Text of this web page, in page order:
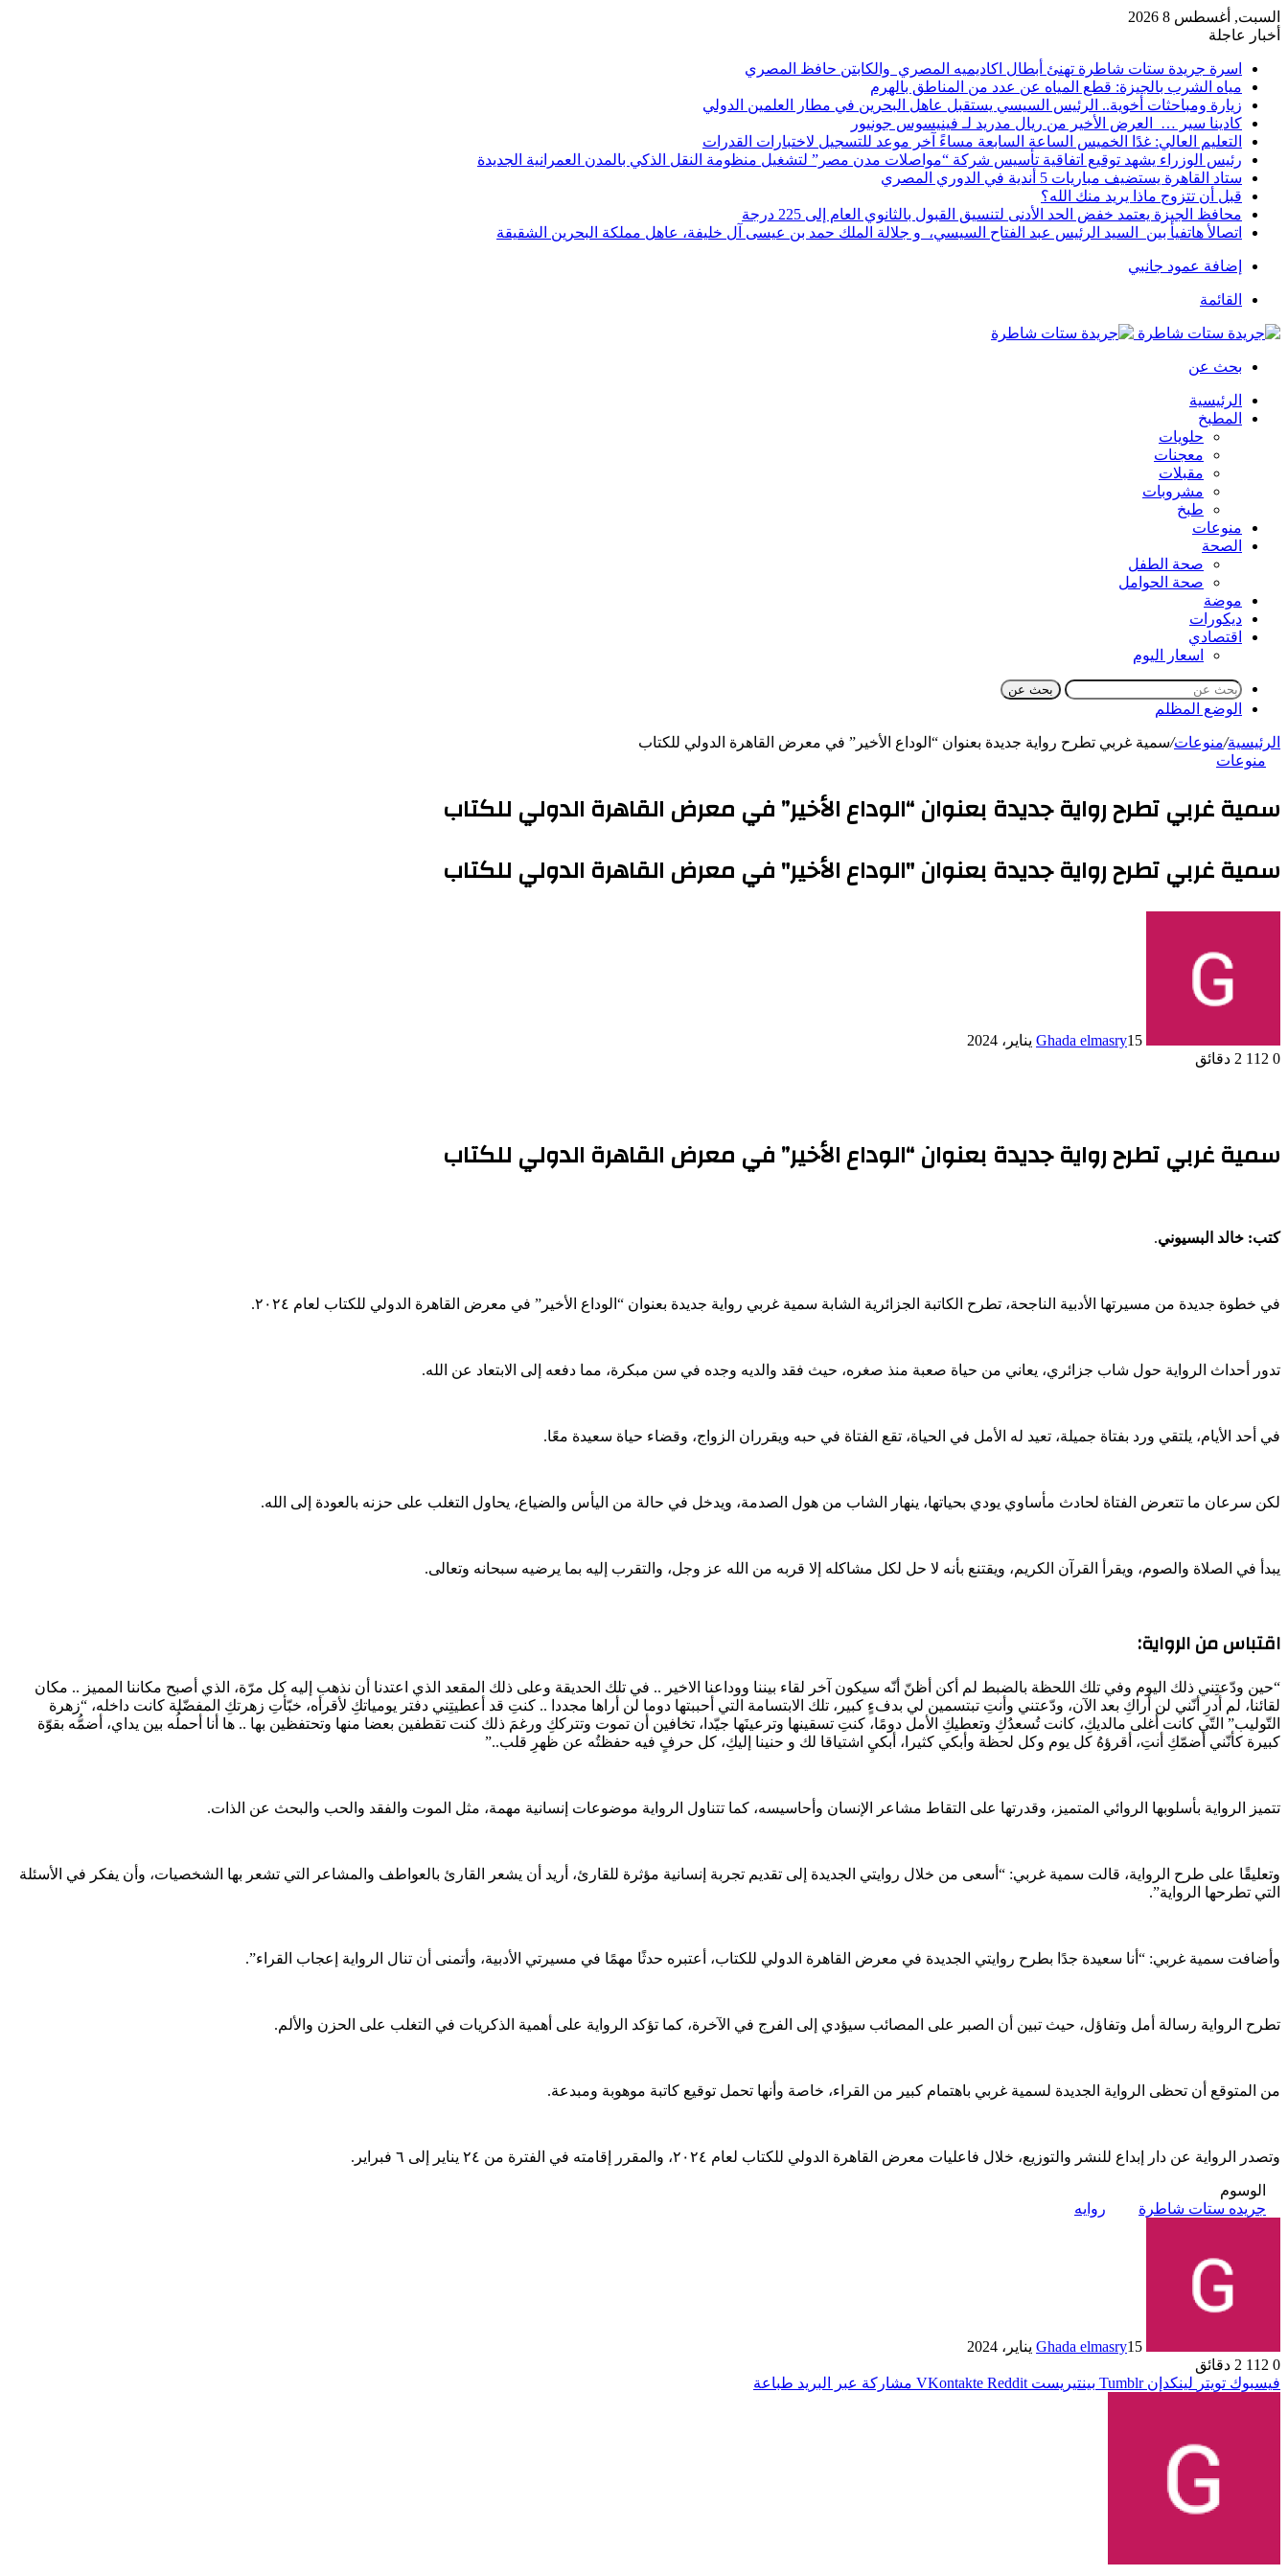
السبت, أغسطس 8 2026
أخبار عاجلة
اسرة جريدة ستات شاطرة تهنئ أبطال اكاديميه المصري والكابتن حافظ المصري
مياه الشرب بالجيزة: قطع المياه عن عدد من المناطق بالهرم
زيارة ومباحثات أخوية.. الرئيس السيسي يستقبل عاهل البحرين في مطار العلمين الدولي
كادينا سير … العرض الأخير من ريال مدريد لـ فينيسوس جونيور
التعليم العالي: غدًا الخميس الساعة السابعة مساءً آخر موعد للتسجيل لاختبارات القدرات
رئيس الوزراء يشهد توقيع اتفاقية تأسيس شركة “مواصلات مدن مصر” لتشغيل منظومة النقل الذكي بالمدن العمرانية الجديدة
ستاد القاهرة يستضيف مباريات 5 أندية في الدوري المصري
قبل أن تتزوج ماذا يريد منك الله؟
محافظ الجيزة يعتمد خفض الحد الأدنى لتنسيق القبول بالثانوي العام إلى 225 درجة
اتصالأ هاتفيأ بين السيد الرئيس عبد الفتاح السيسي، و جلالة الملك حمد بن عيسى آل خليفة، عاهل مملكة البحرين الشقيقة
إضافة عمود جانبي
القائمة
بحث عن
الرئيسية
المطبخ
حلويات
معجنات
مقبلات
مشروبات
طبخ
منوعات
الصحة
صحة الطفل
صحة الحوامل
موضة
ديكورات
اقتصادي
اسعار اليوم
بحث عن
الوضع المظلم
الرئيسية/منوعات/سمية غربي تطرح رواية جديدة بعنوان “الوداع الأخير” في معرض القاهرة الدولي للكتاب
منوعات
سمية غربي تطرح رواية جديدة بعنوان “الوداع الأخير” في معرض القاهرة الدولي للكتاب
سمية غربي تطرح رواية جديدة بعنوان "الوداع الأخير" في معرض القاهرة الدولي للكتاب
Ghada elmasry15 يناير، 2024
0
2 دقائق
سمية غربي تطرح رواية جديدة بعنوان “الوداع الأخير” في معرض القاهرة الدولي للكتاب
كتب: خالد البسيوني.
في خطوة جديدة من مسيرتها الأدبية الناجحة، تطرح الكاتبة الجزائرية الشابة سمية غربي رواية جديدة بعنوان “الوداع الأخير” في معرض القاهرة الدولي للكتاب لعام ٢٠٢٤.
تدور أحداث الرواية حول شاب جزائري، يعاني من حياة صعبة منذ صغره، حيث فقد والديه وجده في سن مبكرة، مما دفعه إلى الابتعاد عن الله.
في أحد الأيام، يلتقي ورد بفتاة جميلة، تعيد له الأمل في الحياة، تقع الفتاة في حبه ويقرران الزواج، وقضاء حياة سعيدة معًا.
لكن سرعان ما تتعرض الفتاة لحادث مأساوي يودي بحياتها، ينهار الشاب من هول الصدمة، ويدخل في حالة من اليأس والضياع، يحاول التغلب على حزنه بالعودة إلى الله.
يبدأ في الصلاة والصوم، ويقرأ القرآن الكريم، ويقتنع بأنه لا حل لكل مشاكله إلا قربه من الله عز وجل، والتقرب إليه بما يرضيه سبحانه وتعالى.
اقتباس من الرواية:
“حين ودّعتِني ذلك اليوم وفي تلك اللحظة بالضبط لم أكن أظنّ أنّه سيكون آخر لقاء بيننا ووداعنا الاخير .. في تلك الحديقة وعلى ذلك المقعد الذي اعتدنا أن نذهب إليه كل مرّة، الذي أصبح مكاننا المميز .. مكان
لقائنا، لم أدرِ أنّني لن أراكِ بعد الآن، ودّعتني وأنتِ تبتسمين لي بدفءٍ كبير، تلك الابتسامة التي أحببتها دوما لن أراها مجددا .. كنتِ قد أعطيتِني دفتر يومياتكِ لأقرأه، خبّأتِ زهرتكِ المفضّلة كانت داخله، “زهرة
التّوليب” التّي كانت أغلى مالديكِ، كانت تُسعدُكِ وتعطيكِ الأمل دومًا، كنتِ تسقينها وترعينَها جيّدا، تخافين أن تموت وتترككِ ورغمَ ذلك كنت تقطفين بعضا منها وتحتفظين بها .. ها أنا أحملُه بين يداي، أضمُّه بقوّة
كبيرة كأنّني أضمّكِ أنتِ، أقرؤهُ كل يوم وكل لحظة وأبكي كثيرا، أبكيِ اشتياقا لك و حنينا إليكِ، كل حرفٍ فيه حفظتُه عن ظهرِ قلب..”
تتميز الرواية بأسلوبها الروائي المتميز، وقدرتها على التقاط مشاعر الإنسان وأحاسيسه، كما تتناول الرواية موضوعات إنسانية مهمة، مثل الموت والفقد والحب والبحث عن الذات.
وتعليقًا على طرح الرواية، قالت سمية غربي: “أسعى من خلال روايتي الجديدة إلى تقديم تجربة إنسانية مؤثرة للقارئ، أريد أن يشعر القارئ بالعواطف والمشاعر التي تشعر بها الشخصيات، وأن يفكر في الأسئلة
التي تطرحها الرواية”.
وأضافت سمية غربي: “أنا سعيدة جدًا بطرح روايتي الجديدة في معرض القاهرة الدولي للكتاب، أعتبره حدثًا مهمًا في مسيرتي الأدبية، وأتمنى أن تنال الرواية إعجاب القراء”.
تطرح الرواية رسالة أمل وتفاؤل، حيث تبين أن الصبر على المصائب سيؤدي إلى الفرج في الآخرة، كما تؤكد الرواية على أهمية الذكريات في التغلب على الحزن والألم.
من المتوقع أن تحظى الرواية الجديدة لسمية غربي باهتمام كبير من القراء، خاصة وأنها تحمل توقيع كاتبة موهوبة ومبدعة.
وتصدر الرواية عن دار إبداع للنشر والتوزيع، خلال فاعليات معرض القاهرة الدولي للكتاب لعام ٢٠٢٤، والمقرر إقامته في الفترة من ٢٤ يناير إلى ٦ فبراير.
الوسوم
جريده ستات شاطرة
روايه
Ghada elmasry15 يناير، 2024
0
2 دقائق
فيسبوك تويتر لينكدإن بينتيريست مشاركة عبر البريد طباعة